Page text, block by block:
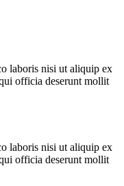
laboris nisi ut aliquip ex
officia deserunt mollit
laboris nisi ut aliquip ex
officia deserunt mollit